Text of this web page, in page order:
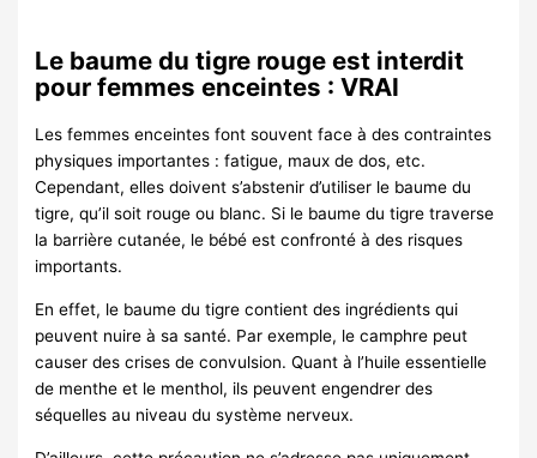
Le baume du tigre rouge est interdit
pour femmes enceintes : VRAI
Les femmes enceintes font souvent face à des contraintes
physiques importantes : fatigue, maux de dos, etc.
Cependant, elles doivent s’abstenir d’utiliser le baume du
tigre, qu’il soit rouge ou blanc. Si le baume du tigre traverse
la barrière cutanée, le bébé est confronté à des risques
importants.
En effet, le baume du tigre contient des ingrédients qui
peuvent nuire à sa santé. Par exemple, le camphre peut
causer des crises de convulsion. Quant à l’huile essentielle
de menthe et le menthol, ils peuvent engendrer des
séquelles au niveau du système nerveux.